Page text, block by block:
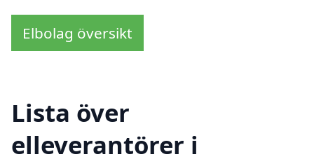
Elbolag översikt
Lista över
elleverantörer i